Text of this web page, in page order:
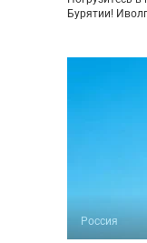
Бурятии!
Россия